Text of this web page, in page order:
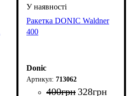
Ракетка DONIC Waldner
400
Donic
713062
400грн 328грн